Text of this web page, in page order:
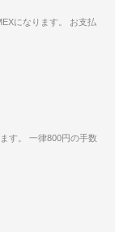
になります。 お支払
す。 一律800円の手数